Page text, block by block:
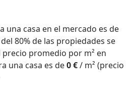
una casa en el mercado es de
80% de las propiedades se
precio promedio por m² en
una casa es de0 €/ m² (precio